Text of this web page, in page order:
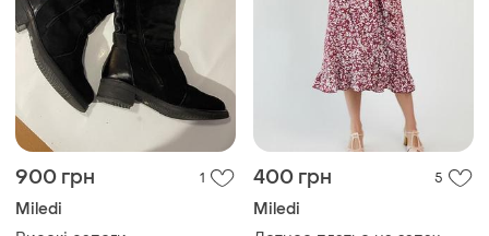
900 грн 1
Miledi
400 грн 5
Miledi